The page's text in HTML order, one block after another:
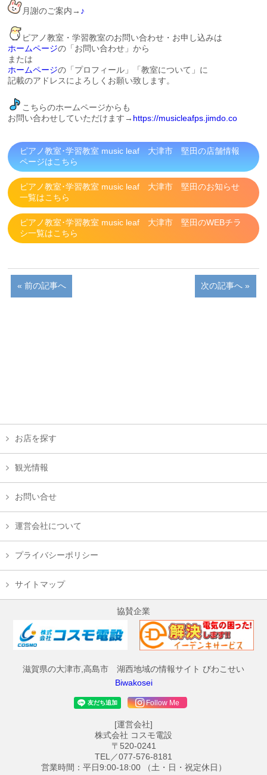
月謝のご案内→ ♪
ピアノ教室・学習教室のお問い合わせ・お申し込みは
ホームページの「お問い合わせ」から
または
ホームページの「プロフィール」「教室について」に
記載のアドレスによろしくお願い致します。
こちらのホームページからも
お問い合わせしていただけます→ https://musicleafps.jimdo.co
ピアノ教室･学習教室 music leaf 大津市 堅田の店舗情報
ページはこちら
ピアノ教室･学習教室 music leaf 大津市 堅田のお知らせ
一覧はこちら
ピアノ教室･学習教室 music leaf 大津市 堅田のWEBチラ
シ一覧はこちら
« 前の記事へ 次の記事へ »
お店を探す
観光情報
お問い合せ
運営会社について
プライバシーポリシー
サイトマップ
協賛企業
滋賀県の大津市,高島市 湖西地域の情報サイト びわこせい
Biwakosei
Follow Me
[運営会社]
株式会社 コスモ電設
〒520-0241
TEL／077-576-8181
営業時間：平日9:00-18:00 （土・日・祝定休日）